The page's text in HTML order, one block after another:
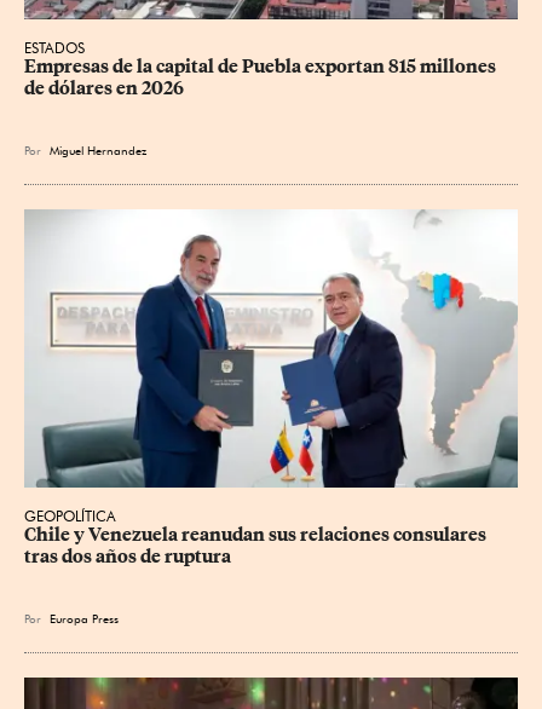
ESTADOS
Empresas de la capital de Puebla exportan 815 millones
de dólares en 2026
Por Miguel Hernandez
GEOPOLÍTICA
Chile y Venezuela reanudan sus relaciones consulares
tras dos años de ruptura
Por Europa Press